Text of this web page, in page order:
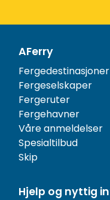
AFerry
Fergedestinasjoner
Fergeselskaper
Fergeruter
Fergehavner
Våre anmeldelser
Spesialtilbud
Skip
Hjelp og nyttig